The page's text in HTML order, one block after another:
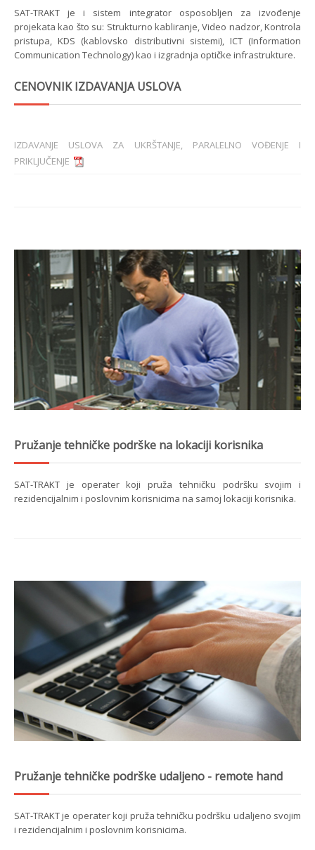
SAT-TRAKT je i sistem integrator osposobljen za izvođenje
projekata kao što su: Strukturno kabliranje, Video nadzor, Kontrola
pristupa, KDS (kablovsko distributivni sistemi), ICT (Information
Communication Technology) kao i izgradnja optičke infrastrukture.
CENOVNIK IZDAVANJA USLOVA
IZDAVANJE USLOVA ZA UKRŠTANJE, PARALELNO VOĐENJE I
PRIKLJUČENJE
Pružanje tehničke podrške na lokaciji korisnika
SAT-TRAKT je operater koji pruža tehničku podršku svojim i
rezidencijalnim i poslovnim korisnicima na samoj lokaciji korisnika.
Pružanje tehničke podrške udaljeno - remote hand
SAT-TRAKT je operater koji pruža tehničku podršku udaljeno svojim
i rezidencijalnim i poslovnim korisnicima.